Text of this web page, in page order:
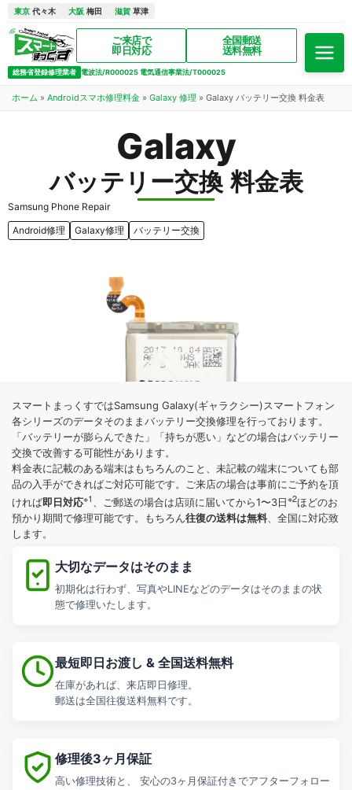
東京 代々木 大阪 梅田 滋賀 草津
ご来店で
即日対応
全国郵送
送料無料
総務省登録修理業者 電波法/R000025 電気通信事業法/T000025
ホーム » Androidスマホ修理料金 » Galaxy 修理 » Galaxy バッテリー交換 料金表
Galaxy
バッテリー交換 料金表
Samsung Phone Repair
Android修理
Galaxy修理 バッテリー交換
スマートまっくすではSamsung Galaxy(ギャラクシー)スマートフォン
各シリーズのデータそのままバッテリー交換修理を行っております。
「バッテリーが膨らんできた」「持ちが悪い」などの場合はバッテリー
交換で改善する可能性があります。
料金表に記載のある端末はもちろんのこと、未記載の端末についても部
品の入手ができればご対応可能です。ご来店の場合は事前にご予約を頂
ければ即日対応※1 、ご郵送の場合は店頭に届いてから1〜3日※2ほどのお
預かり期間で修理可能です。もちろん往復の送料は無料、全国に対応致
します。
大切なデータはそのまま
初期化は行わず、写真やLINEなどのデータはそのままの状
態で修理いたします。
最短即日お渡し & 全国送料無料
在庫があれば、来店即日修理。
郵送は全国往復送料無料です。
修理後3ヶ月保証
高い修理技術と、 安心の3ヶ月保証付きでアフターフォロー